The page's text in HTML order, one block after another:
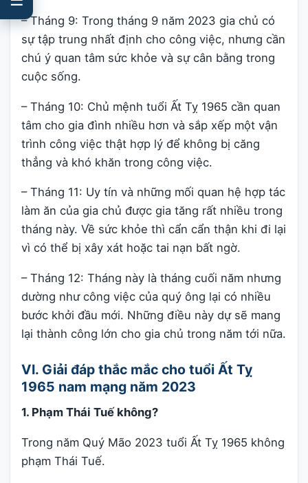
– Tháng 9: Trong tháng 9 năm 2023 gia chủ có
sự tập trung nhất định cho công việc, nhưng cần
chú ý quan tâm sức khỏe và sự cân bằng trong
cuộc sống.
– Tháng 10: Chủ mệnh tuổi Ất Tỵ 1965 cần quan
tâm cho gia đình nhiều hơn và sắp xếp một vận
trình công việc thật hợp lý để không bị căng
thẳng và khó khăn trong công việc.
– Tháng 11: Uy tín và những mối quan hệ hợp tác
làm ăn của gia chủ được gia tăng rất nhiều trong
tháng này. Về sức khỏe thì cẩn cẩn thận khi đi lại
vì có thể bị xây xát hoặc tai nạn bất ngờ.
– Tháng 12: Tháng này là tháng cuối năm nhưng
dường như công việc của quý ông lại có nhiều
bước khởi đầu mới. Những điều này dự sẽ mang
lại thành công lớn cho gia chủ trong năm tới nữa.
VI. Giải đáp thắc mắc cho tuổi Ất Tỵ
1965 nam mạng năm 2023
1. Phạm Thái Tuế không?
Trong năm Quý Mão 2023 tuổi Ất Tỵ 1965 không
phạm Thái Tuế.